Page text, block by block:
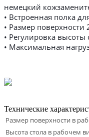
немецкий
• Встроенная полка
• Размер поверхности
• Регулировка
• Максимальная
Технические
Размер поверхности в
Высота стола в рабочем